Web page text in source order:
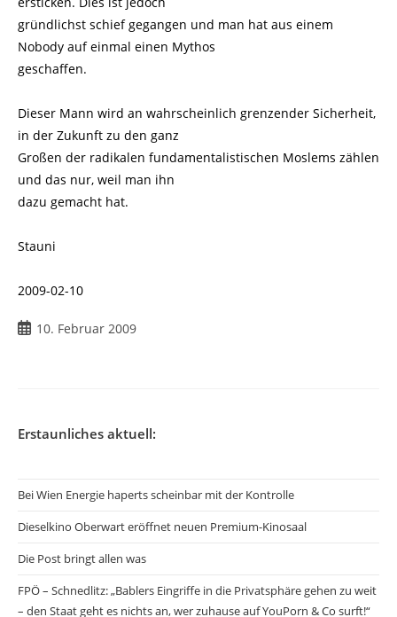
gründlichst schief gegangen und man hat aus einem
Nobody auf einmal einen Mythos
geschaffen.
Dieser Mann wird an wahrscheinlich grenzender Sicherheit,
in der Zukunft zu den ganz
Großen der radikalen fundamentalistischen Moslems zählen
und das nur, weil man ihn
dazu gemacht hat.
Stauni
2009-02-10
Beitrag10. Februar 2009
Erstaunliches aktuell:
Bei Wien Energie haperts scheinbar mit der Kontrolle
Dieselkino Oberwart eröffnet neuen Premium-Kinosaal
Die Post bringt allen was
FPÖ – Schnedlitz: „Bablers Eingriffe in die Privatsphäre gehen zu weit
– den Staat geht es nichts an, wer zuhause auf YouPorn & Co surft!“